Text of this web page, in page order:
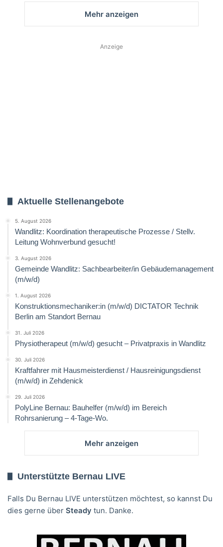
Mehr anzeigen
Anzeige
Aktuelle Stellenangebote
5. August 2026
Wandlitz: Koordination therapeutische Prozesse / Stellv.
Leitung Wohnverbund gesucht!
3. August 2026
Gemeinde Wandlitz: Sachbearbeiter/in Gebäudemanagement
(m/w/d)
1. August 2026
Konstruktionsmechaniker:in (m/w/d) DICTATOR Technik
Berlin am Standort Bernau
31. Juli 2026
Physiotherapeut (m/w/d) gesucht – Privatpraxis in Wandlitz
30. Juli 2026
Kraftfahrer mit Hausmeisterdienst / Hausreinigungsdienst
(m/w/d) in Zehdenick
29. Juli 2026
PolyLine Bernau: Bauhelfer (m/w/d) im Bereich
Rohrsanierung – 4-Tage-Wo.
Mehr anzeigen
Unterstützte Bernau LIVE
Falls Du Bernau LIVE unterstützen möchtest, so kannst Du
dies gerne über Steady tun. Danke.